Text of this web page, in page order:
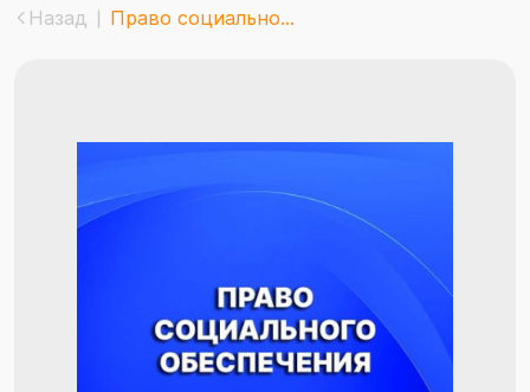
Назад Право социально...